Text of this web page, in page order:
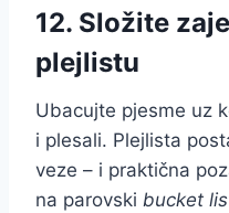
12. Složite
plejlistu
Ubacujte pjesme uz
i plesali. Plejlista
veze – i praktična
na parovski bucket